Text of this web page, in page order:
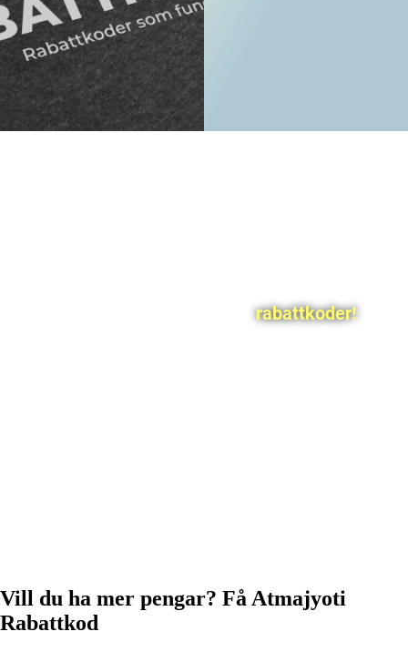
rabattkoder!
Vill du ha mer pengar? Få Atmajyoti
Rabattkod